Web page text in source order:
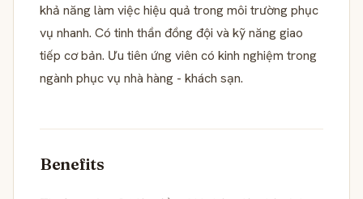
khả năng làm việc hiệu quả trong môi trường phục
vụ nhanh. Có tinh thần đồng đội và kỹ năng giao
tiếp cơ bản. Ưu tiên ứng viên có kinh nghiệm trong
ngành phục vụ nhà hàng - khách sạn.
Benefits